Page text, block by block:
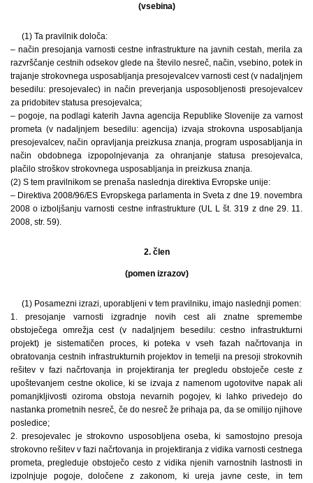
(vsebina)
(1) Ta pravilnik določa:
– način presojanja varnosti cestne infrastrukture na javnih cestah, merila za
razvrščanje cestnih odsekov glede na število nesreč, način, vsebino, potek in
trajanje strokovnega usposabljanja presojevalcev varnosti cest (v nadaljnjem
besedilu: presojevalec) in način preverjanja usposobljenosti presojevalcev
za pridobitev statusa presojevalca;
– pogoje, na podlagi katerih Javna agencija Republike Slovenije za varnost
prometa (v nadaljnjem besedilu: agencija) izvaja strokovna usposabljanja
presojevalcev, način opravljanja preizkusa znanja, program usposabljanja in
način obdobnega izpopolnjevanja za ohranjanje statusa presojevalca,
plačilo stroškov strokovnega usposabljanja in preizkusa znanja.
(2) S tem pravilnikom se prenaša naslednja direktiva Evropske unije:
– Direktiva 2008/96/ES Evropskega parlamenta in Sveta z dne 19. novembra
2008 o izboljšanju varnosti cestne infrastrukture (UL L št. 319 z dne 29. 11.
2008, str. 59).
2. člen
(pomen izrazov)
(1) Posamezni izrazi, uporabljeni v tem pravilniku, imajo naslednji pomen:
1. presojanje varnosti izgradnje novih cest ali znatne spremembe
obstoječega omrežja cest (v nadaljnjem besedilu: cestno infrastrukturni
projekt) je sistematičen proces, ki poteka v vseh fazah načrtovanja in
obratovanja cestnih infrastrukturnih projektov in temelji na presoji strokovnih
rešitev v fazi načrtovanja in projektiranja ter pregledu obstoječe ceste z
upoštevanjem cestne okolice, ki se izvaja z namenom ugotovitve napak ali
pomanjkljivosti oziroma obstoja nevarnih pogojev, ki lahko privedejo do
nastanka prometnih nesreč, če do nesreč že prihaja pa, da se omilijo njihove
posledice;
2. presojevalec je strokovno usposobljena oseba, ki samostojno presoja
strokovno rešitev v fazi načrtovanja in projektiranja z vidika varnosti cestnega
prometa, pregleduje obstoječo cesto z vidika njenih varnostnih lastnosti in
izpolnjuje pogoje, določene z zakonom, ki ureja javne ceste, in tem